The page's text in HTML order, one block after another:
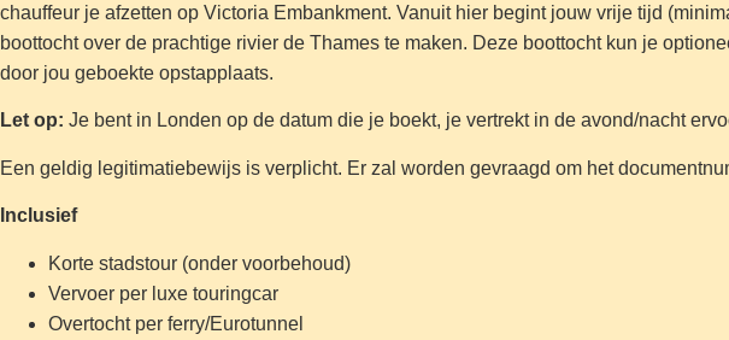
chauffeur je afzetten op Victoria Embankment. Vanuit hier begint jouw vrije tijd
boottocht over de prachtige rivier de Thames te maken. Deze boottocht kun je
door jou geboekte opstapplaats.
Let op: Je bent in Londen op de datum die je boekt, je vertrekt in de avond/nacht
Een geldig legitimatiebewijs is verplicht. Er zal worden gevraagd om het
Inclusief
Korte stadstour (onder voorbehoud)
Vervoer per luxe touringcar
Overtocht per ferry/Eurotunnel